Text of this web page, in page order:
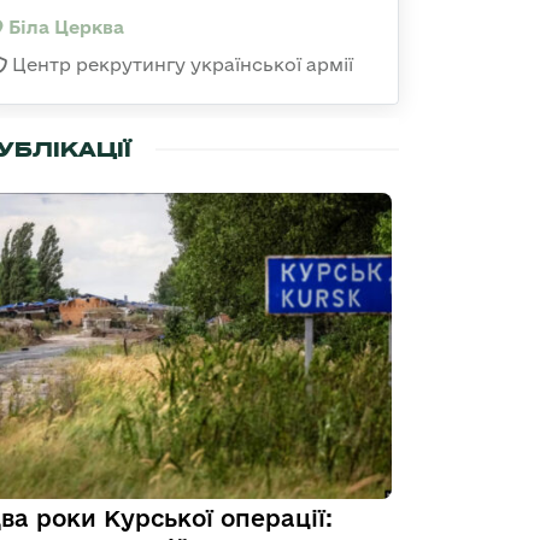
Біла Церква
Центр рекрутингу української армії
роки Курської операції: